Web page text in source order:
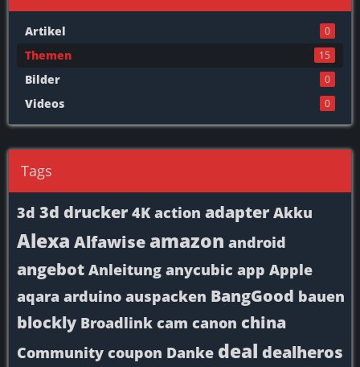
Artikel 0
Themen 15
Bilder 0
Videos 0
Tags
3d 3d drucker 4K action adapter Akku
Alexa Alfawiseamazon android
angebot Anleitung anycubic app Apple
aqara arduino auspacken BangGood bauen
blockly Broadlink cam canon china
Community coupon Danke deal dealheros